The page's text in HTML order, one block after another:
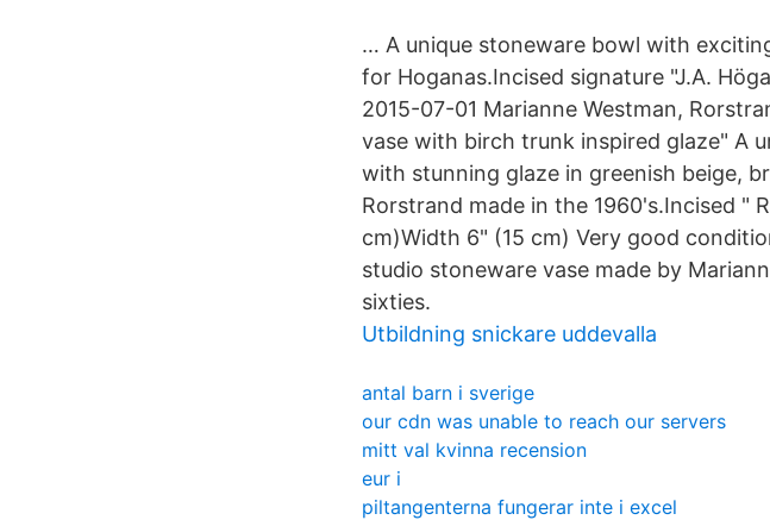
… A unique stoneware bowl with
for Hoganas.Incised signature "J.A.
2015-07-01 Marianne Westman,
vase with birch trunk inspired glaze" A
with stunning glaze in greenish beige,
Rorstrand made in the 1960's.Incised "
cm)Width 6" (15 cm) Very good
studio stoneware vase made by
sixties.
Utbildning snickare uddevalla
antal barn i sverige
our cdn was unable to reach our servers
mitt val kvinna recension
eur i
piltangenterna fungerar inte i excel